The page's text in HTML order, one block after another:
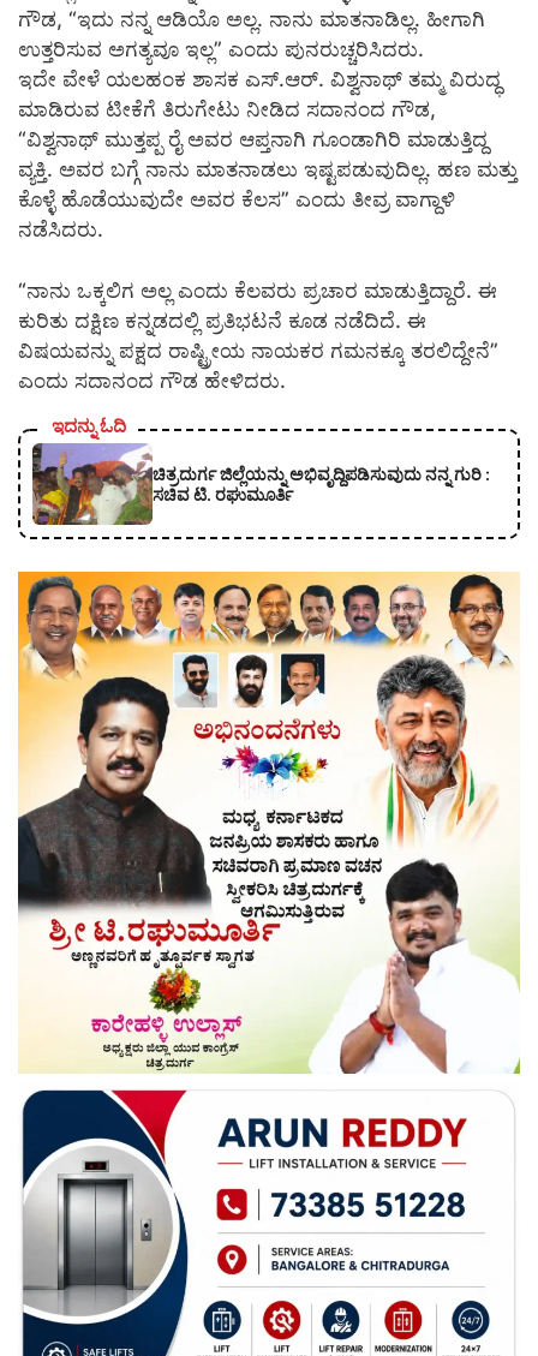
ಗೌಡ, “ಇದು ನನ್ನ ಆಡಿಯೊ ಅಲ್ಲ. ನಾನು ಮಾತನಾಡಿಲ್ಲ. ಹೀಗಾಗಿ
ಉತ್ತರಿಸುವ ಅಗತ್ಯವೂ ಇಲ್ಲ” ಎಂದು ಪುನರುಚ್ಚರಿಸಿದರು.
ಇದೇ ವೇಳೆ ಯಲಹಂಕ ಶಾಸಕ ಎಸ್.ಆರ್. ವಿಶ್ವನಾಥ್ ತಮ್ಮ ವಿರುದ್ಧ
ಮಾಡಿರುವ ಟೀಕೆಗೆ ತಿರುಗೇಟು ನೀಡಿದ ಸದಾನಂದ ಗೌಡ,
“ವಿಶ್ವನಾಥ್ ಮುತ್ತಪ್ಪ ರೈ ಅವರ ಆಪ್ತನಾಗಿ ಗೂಂಡಾಗಿರಿ ಮಾಡುತ್ತಿದ್ದ
ವ್ಯಕ್ತಿ. ಅವರ ಬಗ್ಗೆ ನಾನು ಮಾತನಾಡಲು ಇಷ್ಟಪಡುವುದಿಲ್ಲ. ಹಣ ಮತ್ತು
ಕೊಳ್ಳೆ ಹೊಡೆಯುವುದೇ ಅವರ ಕೆಲಸ” ಎಂದು ತೀವ್ರ ವಾಗ್ದಾಳಿ
ನಡೆಸಿದರು.
“ನಾನು ಒಕ್ಕಲಿಗ ಅಲ್ಲ ಎಂದು ಕೆಲವರು ಪ್ರಚಾರ ಮಾಡುತ್ತಿದ್ದಾರೆ. ಈ
ಕುರಿತು ದಕ್ಷಿಣ ಕನ್ನಡದಲ್ಲಿ ಪ್ರತಿಭಟನೆ ಕೂಡ ನಡೆದಿದೆ. ಈ
ವಿಷಯವನ್ನು ಪಕ್ಷದ ರಾಷ್ಟ್ರೀಯ ನಾಯಕರ ಗಮನಕ್ಕೂ ತರಲಿದ್ದೇನೆ”
ಎಂದು ಸದಾನಂದ ಗೌಡ ಹೇಳಿದರು.
ಇದನ್ನು ಓದಿ
ಚಿತ್ರದುರ್ಗ ಜಿಲ್ಲೆಯನ್ನು ಅಭಿವೃದ್ದಿಪಡಿಸುವುದು ನನ್ನ ಗುರಿ :
ಸಚಿವ ಟಿ. ರಘುಮೂರ್ತಿ